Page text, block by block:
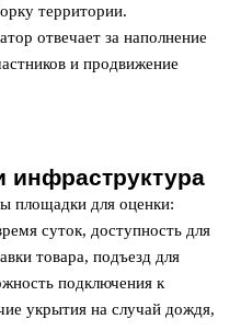
территории.
отвечает за наполнение
и продвижение
инфраструктура
площадки для оценки:
суток, доступность для
товара, подъезд для
подключения к
укрытия на случай дождя,